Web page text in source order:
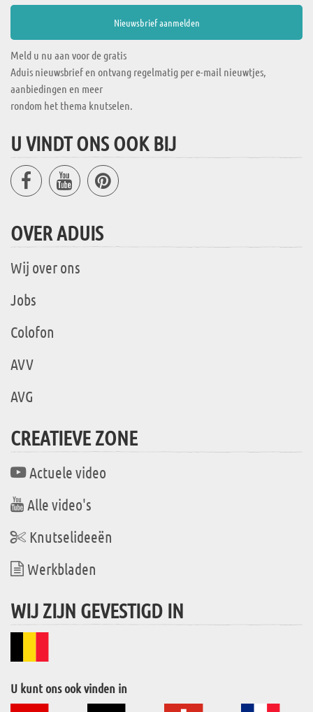
Meld u nu aan voor de gratis
Aduis nieuwsbrief en ontvang regelmatig per e-mail nieuwtjes,
aanbiedingen en meer
rondom het thema knutselen.
U VINDT ONS OOK BIJ
OVER ADUIS
Wij over ons
Jobs
Colofon
AVV
AVG
CREATIEVE ZONE
Actuele video
Alle video's
Knutselideeën
Werkbladen
WIJ ZIJN GEVESTIGD IN
U kunt ons ook vinden in